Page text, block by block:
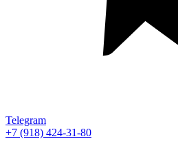
Telegram
+7 (918) 424-31-80